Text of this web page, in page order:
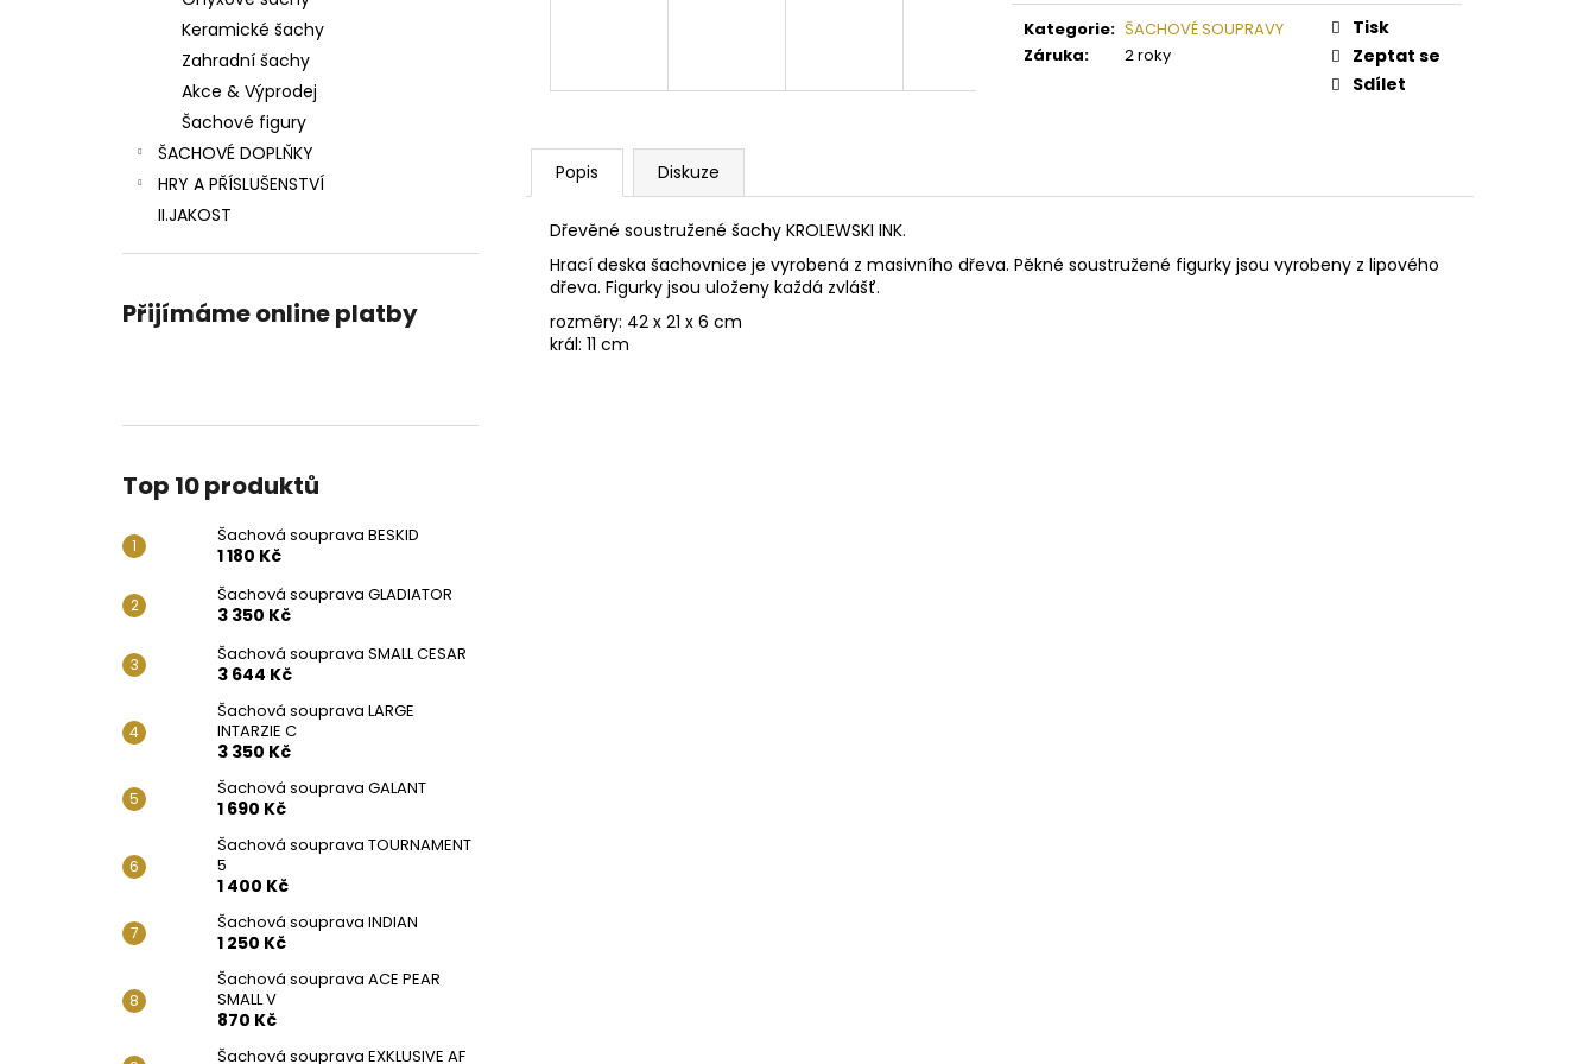
Keramické šachy
Zahradní šachy
Akce & Výprodej
Šachové figury
ŠACHOVÉ DOPLŇKY
HRY A PŘÍSLUŠENSTVÍ
II.JAKOST
Přijímáme online platby
Top 10 produktů
Šachová souprava BESKID
1 180 Kč
Šachová souprava GLADIATOR
3 350 Kč
Šachová souprava SMALL CESAR
3 644 Kč
Šachová souprava LARGE
INTARZIE C
3 350 Kč
Šachová souprava GALANT
1 690 Kč
Šachová souprava TOURNAMENT
5
1 400 Kč
Šachová souprava INDIAN
1 250 Kč
Šachová souprava ACE PEAR
SMALL V
870 Kč
Šachová souprava EXKLUSIVE AF
Kategorie: ŠACHOVÉ SOUPRAVY
Záruka: 2 roky
Tisk
Zeptat se
Sdílet
Popis Diskuze
Dřevěné soustružené šachy KROLEWSKI INK.
Hrací deska šachovnice je vyrobená z masivního dřeva. Pěkné soustružené figurky jsou vyrobeny z lipového
dřeva. Figurky jsou uloženy každá zvlášť.
rozměry: 42 x 21 x 6 cm
král: 11 cm
ŠACHOVÁ SOUPRAVA BESKID
1 180 Kč
Původně:1 290 Kč
ŠACHOVÁ SOUPRAVA SMALL CESAR